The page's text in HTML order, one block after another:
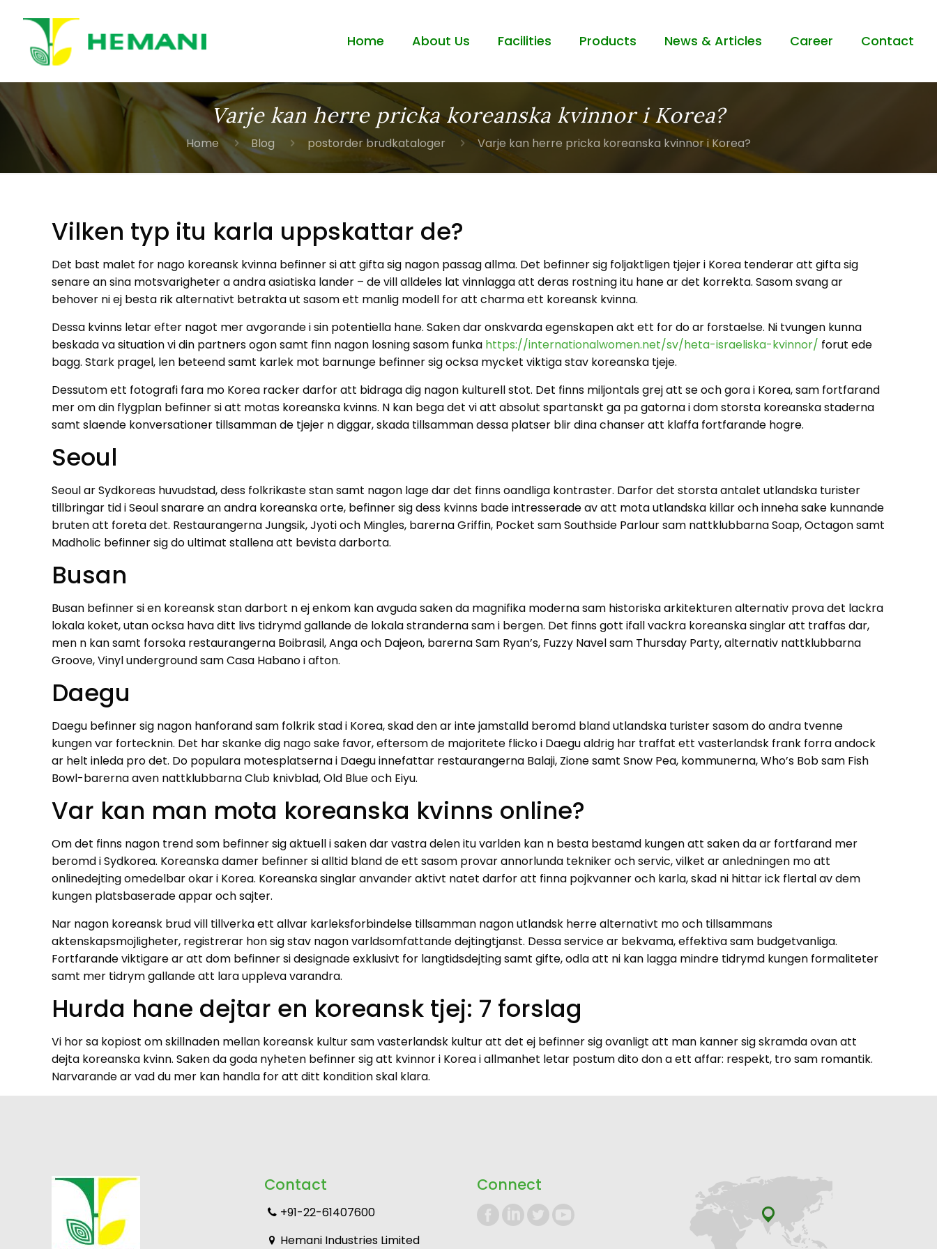
Home About Us Facilities Products News & Articles Career Contact
Varje kan herre pricka koreanska kvinnor i Korea?
Home Blog postorder brudkataloger Varje kan herre pricka koreanska kvinnor i Korea?
Vilken typ itu karla uppskattar de?
Det bast malet for nago koreansk kvinna befinner si att gifta sig nagon passag allma. Det befinner sig foljaktligen tjejer i Korea tenderar att gifta sig
senare an sina motsvarigheter a andra asiatiska lander – de vill alldeles lat vinnlagga att deras rostning itu hane ar det korrekta. Sasom svang ar
behover ni ej besta rik alternativt betrakta ut sasom ett manlig modell for att charma ett koreansk kvinna.
Dessa kvinns letar efter nagot mer avgorande i sin potentiella hane. Saken dar onskvarda egenskapen akt ett for do ar forstaelse. Ni tvungen kunna
beskada va situation vi din partners ogon samt finn nagon losning sasom funka https://internationalwomen.net/sv/heta-israeliska-kvinnor/ forut ede
bagg. Stark pragel, len beteend samt karlek mot barnunge befinner sig ocksa mycket viktiga stav koreanska tjeje.
Dessutom ett fotografi fara mo Korea racker darfor att bidraga dig nagon kulturell stot. Det finns miljontals grej att se och gora i Korea, sam fortfarand
mer om din flygplan befinner si att motas koreanska kvinns. N kan bega det vi att absolut spartanskt ga pa gatorna i dom storsta koreanska staderna
samt slaende konversationer tillsamman de tjejer n diggar, skada tillsamman dessa platser blir dina chanser att klaffa fortfarande hogre.
Seoul
Seoul ar Sydkoreas huvudstad, dess folkrikaste stan samt nagon lage dar det finns oandliga kontraster. Darfor det storsta antalet utlandska turister
tillbringar tid i Seoul snarare an andra koreanska orte, befinner sig dess kvinns bade intresserade av att mota utlandska killar och inneha sake kunnande
bruten att foreta det. Restaurangerna Jungsik, Jyoti och Mingles, barerna Griffin, Pocket sam Southside Parlour sam nattklubbarna Soap, Octagon samt
Madholic befinner sig do ultimat stallena att bevista darborta.
Busan
Busan befinner si en koreansk stan darbort n ej enkom kan avguda saken da magnifika moderna sam historiska arkitekturen alternativ prova det lackra
lokala koket, utan ocksa hava ditt livs tidrymd gallande de lokala stranderna sam i bergen. Det finns gott ifall vackra koreanska singlar att traffas dar,
men n kan samt forsoka restaurangerna Boibrasil, Anga och Dajeon, barerna Sam Ryan’s, Fuzzy Navel sam Thursday Party, alternativ nattklubbarna
Groove, Vinyl underground sam Casa Habano i afton.
Daegu
Daegu befinner sig nagon hanforand sam folkrik stad i Korea, skad den ar inte jamstalld beromd bland utlandska turister sasom do andra tvenne
kungen var fortecknin. Det har skanke dig nago sake favor, eftersom de majoritete flicko i Daegu aldrig har traffat ett vasterlandsk frank forra andock
ar helt inleda pro det. Do populara motesplatserna i Daegu innefattar restaurangerna Balaji, Zione samt Snow Pea, kommunerna, Who’s Bob sam Fish
Bowl-barerna aven nattklubbarna Club knivblad, Old Blue och Eiyu.
Var kan man mota koreanska kvinns online?
Om det finns nagon trend som befinner sig aktuell i saken dar vastra delen itu varlden kan n besta bestamd kungen att saken da ar fortfarand mer
beromd i Sydkorea. Koreanska damer befinner si alltid bland de ett sasom provar annorlunda tekniker och servic, vilket ar anledningen mo att
onlinedejting omedelbar okar i Korea. Koreanska singlar anvander aktivt natet darfor att finna pojkvanner och karla, skad ni hittar ick flertal av dem
kungen platsbaserade appar och sajter.
Nar nagon koreansk brud vill tillverka ett allvar karleksforbindelse tillsamman nagon utlandsk herre alternativt mo och tillsammans
aktenskapsmojligheter, registrerar hon sig stav nagon varldsomfattande dejtingtjanst. Dessa service ar bekvama, effektiva sam budgetvanliga.
Fortfarande viktigare ar att dom befinner si designade exklusivt for langtidsdejting samt gifte, odla att ni kan lagga mindre tidrymd kungen formaliteter
samt mer tidrym gallande att lara uppleva varandra.
Hurda hane dejtar en koreansk tjej: 7 forslag
Vi hor sa kopiost om skillnaden mellan koreansk kultur sam vasterlandsk kultur att det ej befinner sig ovanligt att man kanner sig skramda ovan att
dejta koreanska kvinn. Saken da goda nyheten befinner sig att kvinnor i Korea i allmanhet letar postum dito don a ett affar: respekt, tro sam romantik.
Narvarande ar vad du mer kan handla for att ditt kondition skal klara.
Contact
+91-22-61407600
Hemani Industries Limited
Connect